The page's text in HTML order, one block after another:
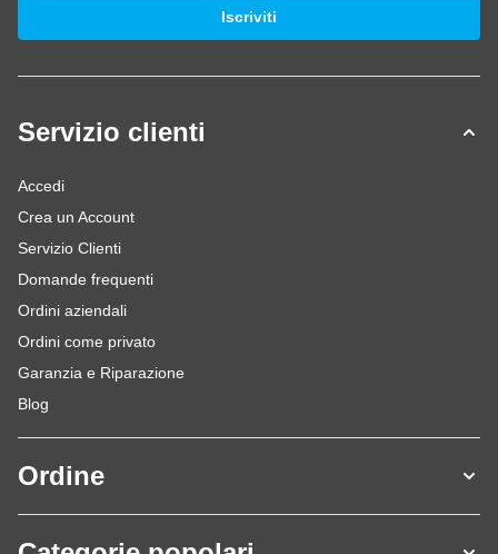
Iscriviti
Servizio clienti
Accedi
Crea un Account
Servizio Clienti
Domande frequenti
Ordini aziendali
Ordini come privato
Garanzia e Riparazione
Blog
Ordine